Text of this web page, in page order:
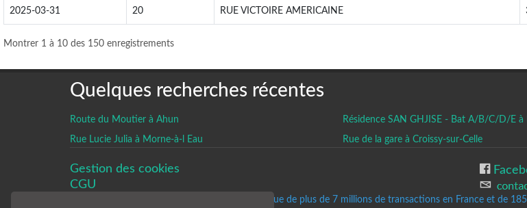
2025-03-31 20 RUE VICTOIRE AMERICAINE
Montrer 1 à 10 des 150 enregistrements
Quelques recherches récentes
Route du Moutier à Ahun Résidence SAN GHJISE - Bat A/B/C/D/E à
Rue Lucie Julia à Morne-à-l Eau Rue de la gare à Croissy-sur-Celle
Gestion des cookies
CGU
Un historique de plus de 7 millions de transactions en France et de